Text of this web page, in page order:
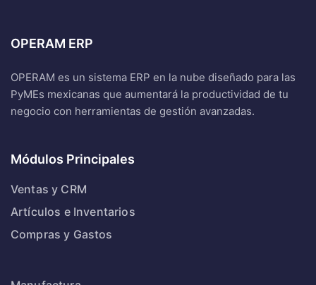
OPERAM ERP
OPERAM es un sistema ERP en la nube diseñado para las
PyMEs mexicanas que aumentará la productividad de tu
negocio con herramientas de gestión avanzadas.
Módulos Principales
Ventas y CRM
Artículos e Inventarios
Compras y Gastos